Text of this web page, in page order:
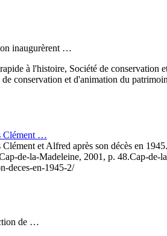
inaugurèrent …
à l'histoire, Société de
conservation et d'animation du
Clément …
et Alfred après son décès en
de-la-Madeleine, 2001, p. 48.Cap-de-
deces-en-1945-2/
de …